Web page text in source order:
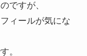
ですが、
ィールが気にな
。